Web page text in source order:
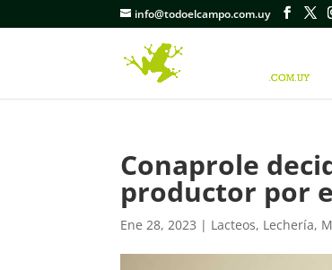
info@todoelcampo.com.uy
Conaprole
productor por
Ene 28, 2023 | Lacteos, Lechería,